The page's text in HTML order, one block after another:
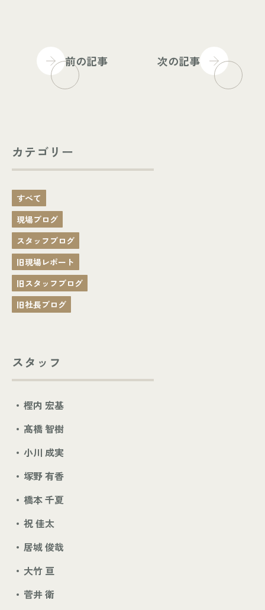
カテゴリー
すべて
現場ブログ
スタッフブログ
旧現場レポート
旧スタッフブログ
旧社長ブログ
スタッフ
樫内 宏基
髙橋 智樹
小川 成実
塚野 有香
橋本 千夏
祝 佳太
居城 俊哉
大竹 亘
菅井 衛
前の記事 次の記事